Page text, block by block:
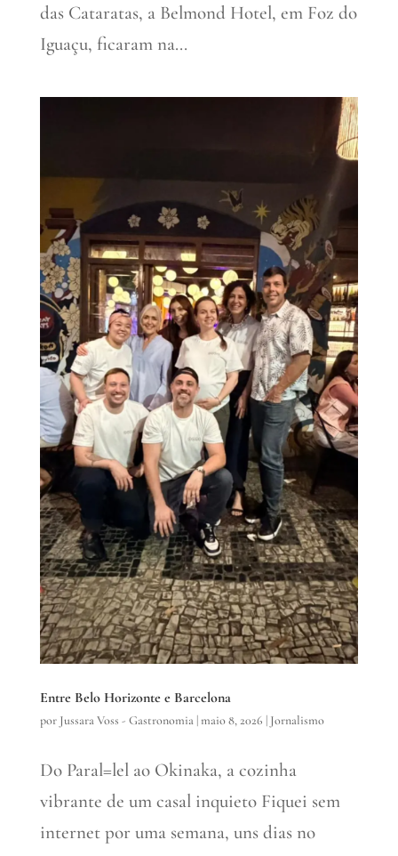
das Cataratas, a Belmond Hotel, em Foz do
Iguaçu, ficaram na...
Entre Belo Horizonte e Barcelona
por Jussara Voss - Gastronomia|maio 8, 2026 | Jornalismo
Do Paral=lel ao Okinaka, a cozinha
vibrante de um casal inquieto Fiquei sem
internet por uma semana, uns dias no